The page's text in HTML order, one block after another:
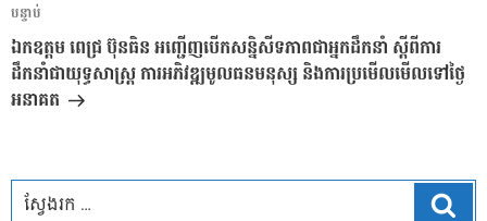
អត្ថបទ
បន្ទាប់
បន្ទាប់
ឯកឧត្តម ពេជ្រ ប៊ុនធិន អញ្ជើញបើកសន្និសីទភាពជាអ្នកដឹកនាំ ស្តីពីការ
ដឹកនាំជាយុទ្ធសាស្ត្រ ការអភិវឌ្ឍមូលធនមនុស្ស និងការប្រមើលមើលទៅថ្ងៃ
អនាគត